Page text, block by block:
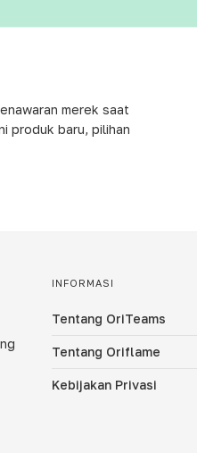
merek saat
produk baru, pilihan
INFORMASI
Tentang OriTeams
Tentang Oriflame
Kebijakan Privasi